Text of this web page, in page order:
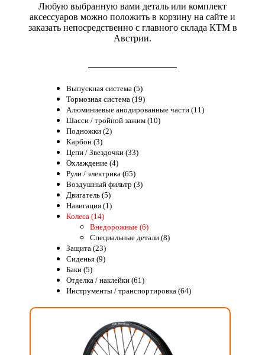
Любую выбранную вами деталь или комплект
аксессуаров можно положить в корзину на сайте и
заказать непосредственно с главного склада КТМ в
Австрии.
Выпускная система (5)
Тормозная система (19)
Алюминиевые анодированные части (11)
Шасси / тройной зажим (10)
Подножки (2)
Карбон (3)
Цепи / Звездочки (33)
Охлаждение (4)
Рули / электрика (65)
Воздушный фильтр (3)
Двигатель (5)
Навигация (1)
Колеса (14)
Внедорожные (6)
Специальные детали (8)
Защита (23)
Сиденья (9)
Баки (5)
Отделка / наклейки (61)
Инструменты / транспортировка (64)